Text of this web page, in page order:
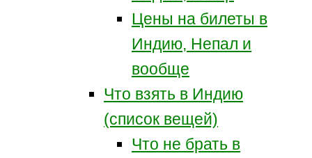
Цены на билеты в
Индию, Непал и
вообще
Что взять в Индию
(список вещей)
Что не брать в